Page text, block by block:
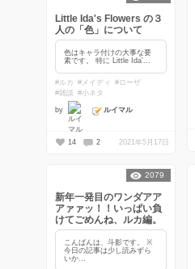
Little Ida's Flowers の３
人の「色」について
色はキャラ付けの大事な要
素です。 特に Little Ida'...
#ルカ #メイディ
#ローザ
#雑談
#小ネタ
by ルイマル
14 2 2021年5月17日
新年一発目のワンダアア
アァァッ！！いっぱい負
けてごめんね、ルカ編。
こんばんは、斗影です。 ※
今日の記事は少し読みずら
いか...
2079